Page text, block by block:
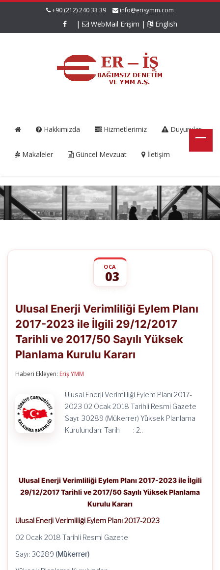
+90 (212) 240 33 39 info@erisymm.com
| WebMail Erişim | English
Hakkımızda Hizmetlerimiz Duyurular
Makaleler Güncel Mevzuat İletişim
OCA
03
Verimliliği
Eylem
Planı
2017-
2023
ile
İlgili
2017/50
Sayılı
Yüksek
Planlama
Kurulu
Kararı
Ulusal Enerji Verimliliği Eylem Planı
2017-2023 ile İlgili 29/12/2017
Tarihli ve 2017/50 Sayılı Yüksek
Planlama Kurulu Kararı
Haberi Ekleyen: Eriş YMM
Ulusal Enerji Verimliliği Eylem Planı 2017-
2023 02 Ocak 2018 Tarihli Resmi Gazete
Sayı: 30289 (Mükerrer) Yüksek Planlama
Kurulundan: Tarih : 2..
Ulusal Enerji Verimliliği Eylem Planı 2017-2023 ile İlgili
29/12/2017 Tarihli ve 2017/50 Sayılı Yüksek Planlama
Kurulu Kararı
Ulusal Enerji Verimliliği Eylem Planı 2017-2023
02 Ocak 2018 Tarihli Resmi Gazete
Sayı: 30289 (Mükerrer)